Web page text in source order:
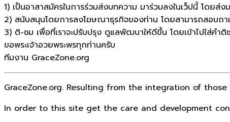
1) เป็นอาสาสมัครในการร่วมส่งบทความ มาร่วมลงในเว็ปนี้ โดย
2) สนับสนุนโดยการลงโฆษณาธุรกิจของท่าน โดยสามารถสอบถ
3) ติ-ชม เพื่อที่เราจะปรับปรุง ดูแลพัฒนาให้ดีขึ้น โดยเข้าไปใส่ค
ขอพระเจ้าอวยพระพรทุกท่านครับ
ทีมงาน GraceZone.org
GraceZone.org. Resulting from the integration of
In order to this site get the care and development